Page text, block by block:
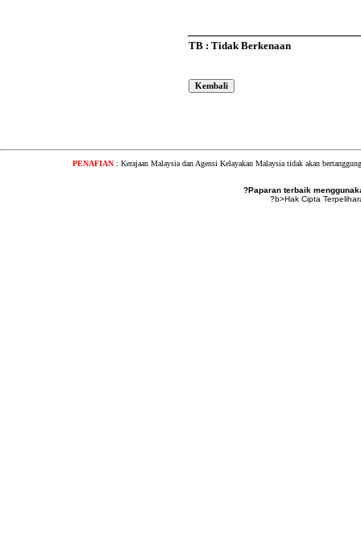
TB : Tidak Berkenaan
PENAFIAN : Kerajaan Malaysia dan Agensi Kelayakan Malaysia tidak akan
?Paparan terbaik
?b>Hak Cipta